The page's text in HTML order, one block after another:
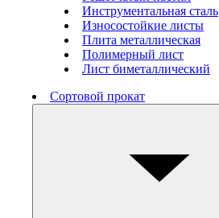
Инструментальная сталь
Износостойкие листы
Плита металлическая
Полимерный лист
Лист биметаллический
Сортовой прокат